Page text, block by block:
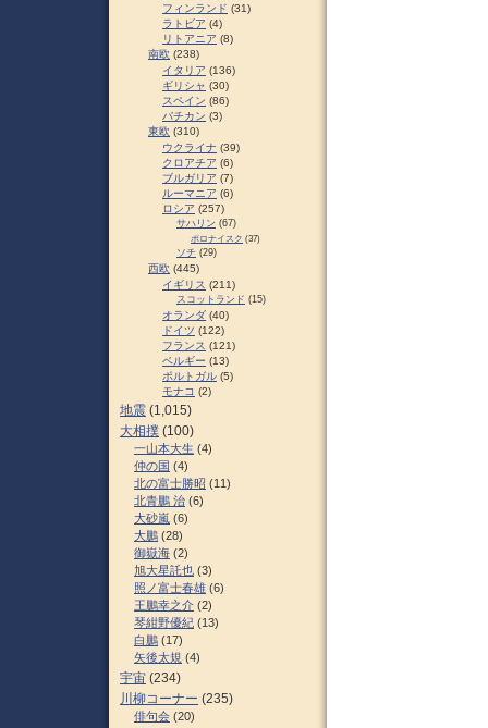
フィンランド (31)
ラトビア (4)
リトアニア (8)
南欧 (238)
イタリア (136)
ギリシャ (30)
スペイン (86)
バチカン (3)
東欧 (310)
ウクライナ (39)
クロアチア (6)
ブルガリア (7)
ルーマニア (6)
ロシア (257)
サハリン (67)
ポロナイスク (37)
ソチ (29)
西欧 (445)
イギリス (211)
スコットランド (15)
オランダ (40)
ドイツ (122)
フランス (121)
ベルギー (13)
ポルトガル (5)
モナコ (2)
地震 (1,015)
大相撲 (100)
一山本大生 (4)
仲の国 (4)
北の富士勝昭 (11)
北青鵬 治 (6)
大砂嵐 (6)
大鵬 (28)
御嶽海 (2)
旭大星託也 (3)
照ノ富士春雄 (6)
王鵬幸之介 (2)
琴紺野優紀 (13)
白鵬 (17)
矢後太規 (4)
宇宙 (234)
川柳コーナー (235)
俳句会 (20)